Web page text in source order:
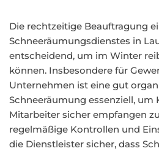
Die rechtzeitige Beauftragung
Schneeräumungsdienstes in
entscheidend, um im Winter
können. Insbesondere für
Unternehmen ist eine gut
Schneeräumung essenziell, um
Mitarbeiter sicher empfangen
regelmäßige Kontrollen und
die Dienstleister sicher, dass